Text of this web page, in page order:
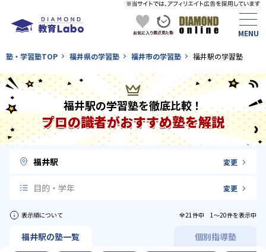
塾・学習塾TOP 福井県の学習塾 福井市の学習塾 福井駅の学習塾
福井駅の学習塾を徹底比較！
プロの識者がおすすめ塾を解説
福井駅 変更
目的・学年 変更
表示順について 全21件中 1〜20件を表示中
福井駅の塾一覧 個別指導塾